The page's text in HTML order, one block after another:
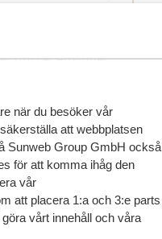
när du besöker vår
att webbplatsen
Sunweb Group GmbH också
för att komma ihåg den
vår
att placera 1:a och 3:e parts
vårt innehåll och våra
om recensioner
bokad av partner
22 feb. 2026